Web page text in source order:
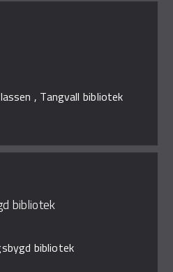
, Tangvall bibliotek
bibliotek
bibliotek